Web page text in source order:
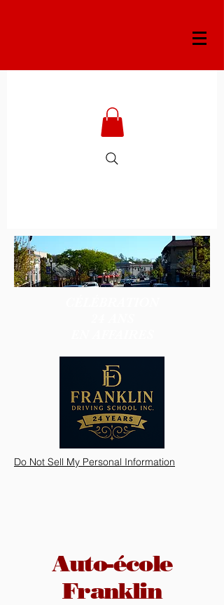
Do Not Sell My Personal Information
Auto-école
Franklin